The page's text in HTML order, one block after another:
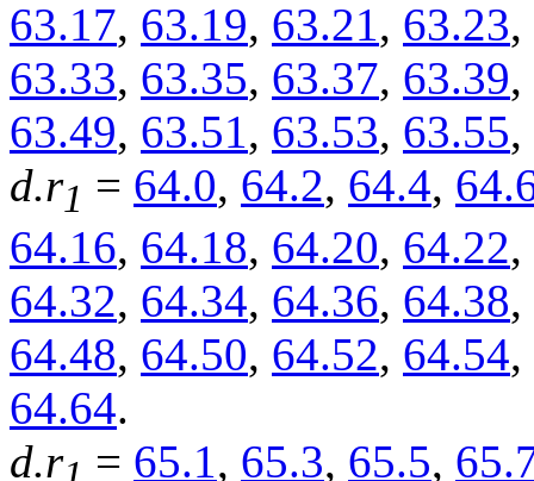
63.17, 63.19, 63.21, 63.23,
63.33, 63.35, 63.37, 63.39,
63.49, 63.51, 63.53, 63.55,
d.r1 = 64.0, 64.2, 64.4,
64.16, 64.18, 64.20, 64.22,
64.32, 64.34, 64.36, 64.38,
64.48, 64.50, 64.52, 64.54,
64.64.
d.r
= 65.1, 65.3, 65.5,